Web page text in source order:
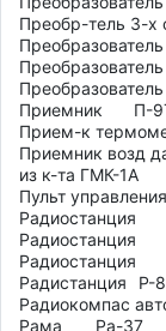
Преобр-тель 3-х фаз
Преобразователь	ПТС-800АМ 1982г.
Преобразователь 	ПТ-500ЦБ
Преобразователь	 ПТС-800БМ 2012г.
Приемник	П-9Т
Прием-к термометра
Приемник возд давл
из к-та ГМК-1А	ПУ-26
Пульт управления	Б7А2-Яр1
Радиостанция 	Ядро-1А р/ф 1985г.
Радиостанция 	Ядро-1И 1-й кат.
Радиостанция 	Ядро-1  1-й кат.
Радистанция	 Р-828
Радиокомпас
Рама	Ра-37